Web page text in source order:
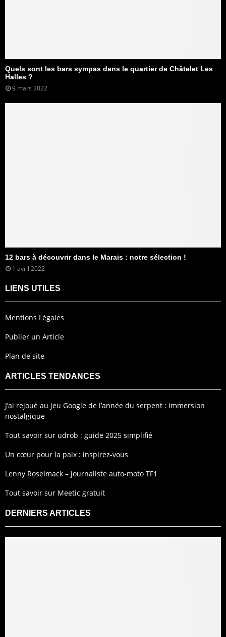
Quels sont les bars sympas dans le quartier de Châtelet Les
Halles ?
9 mars 2022
12 bars à découvrir dans le Marais : notre sélection !
1 avril 2022
LIENS UTILES
Mentions Légales
Publier un Article
Plan de site
ARTICLES TENDANCES
J’ai rejoué au jeu Google de l’année du serpent : immersion
nostalgique
Tout savoir sur udrob : guide 2025 simplifié
Un cœur pour la paix : inspirez-vous
Lenny Roselmack – journaliste auto-moto TF1
Tout savoir sur Meetic gratuit
DERNIERS ARTICLES